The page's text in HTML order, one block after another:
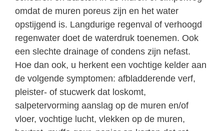
omdat de muren poreus zijn en het water
opstijgend is. Langdurige regenval of verhoogd
regenwater doet de waterdruk toenemen. Ook
een slechte drainage of condens zijn nefast.
Hoe dan ook, u herkent een vochtige kelder aan
de volgende symptomen: afbladderende verf,
pleister- of stucwerk dat loskomt,
salpetervorming aanslag op de muren en/of
vloer, vochtige lucht, vlekken op de muren,